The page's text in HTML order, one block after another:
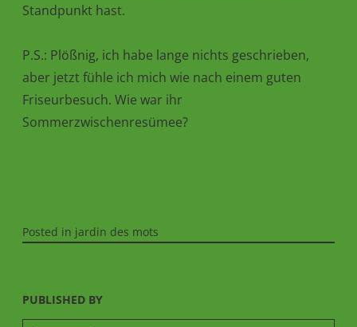
Standpunkt hast.
P.S.: Plößnig, ich habe lange nichts geschrieben,
aber jetzt fühle ich mich wie nach einem guten
Friseurbesuch. Wie war ihr
Sommerzwischenresümee?
Posted in jardin des mots
PUBLISHED BY